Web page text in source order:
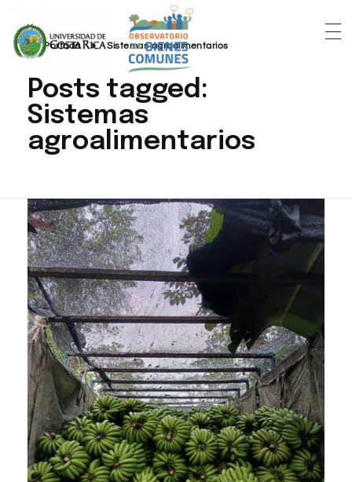
Portada » Sistemas agroalimentarios
Posts tagged:
Sistemas
agroalimentarios